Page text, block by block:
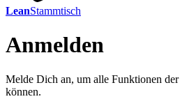
LeanStammtisch
Anmelden
Melde Dich an, um alle Funktionen der
können.